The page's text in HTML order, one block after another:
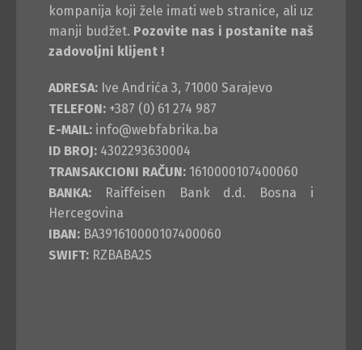
kompanija koji žele imati web stranice, ali uz
manji budžet. Pozovite nas i postanite naš
zadovoljni klijent !
ADRESA: Ive Andrića 3, 71000 Sarajevo
TELEFON: +387 (0) 61 274 987
E-MAIL: info@webfabrika.ba
ID BROJ: 4302293630004
TRANSAKCIONI RAČUN: 1610000107400060
BANKA: Raiffeisen Bank d.d. Bosna i
Hercegovina
IBAN: BA391610000107400060
SWIFT: RZBABA2S